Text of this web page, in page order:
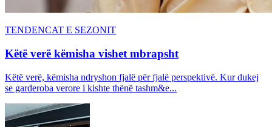
TENDENCAT E SEZONIT
Këtë verë këmisha vishet mbrapsht
Këtë verë, këmisha ndryshon fjalë për fjalë perspektivë. Kur dukej
se garderoba verore i kishte thënë tashm&e...